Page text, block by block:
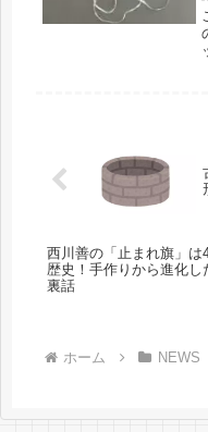
西川善の「止まれ旗」は
歴史！手作りから進化し
裏話
ホーム NEWS